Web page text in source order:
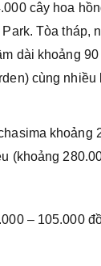
cây hoa
Tòa tháp,
dài khoảng
cùng nhiều
khoảng
(khoảng
– 105.000